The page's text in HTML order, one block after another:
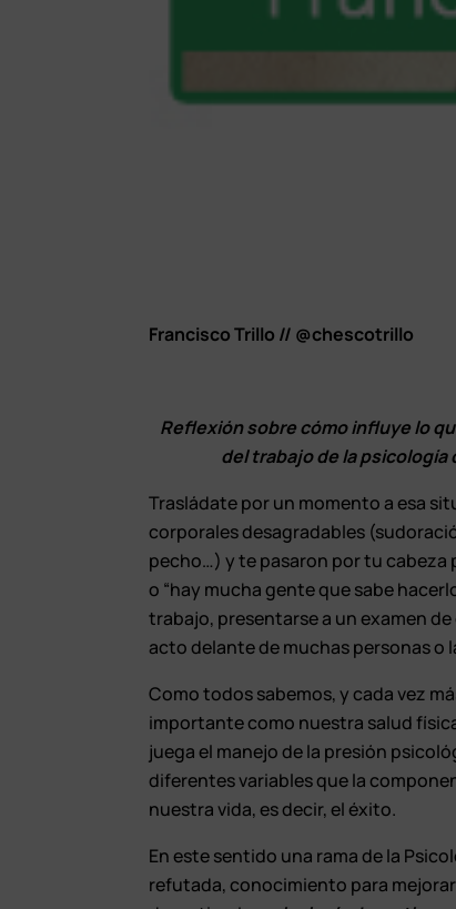
Francisco Trillo // @chescotrillo
Reflexión sobre cómo influye lo
del trabajo de la
Trasládate por un momento a esa
corporales desagradables
pecho…) y te pasaron por tu cabeza
o “hay mucha gente que sabe
trabajo, presentarse a un examen
acto delante de muchas personas
Como todos sabemos, y cada vez
importante como nuestra salud
juega el manejo de la presión
diferentes variables que la
nuestra vida, es decir, el éxito.
En este sentido una rama de la
refutada, conocimiento para